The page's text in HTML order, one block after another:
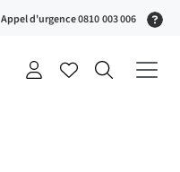
Appel d'urgence 0810 003 006